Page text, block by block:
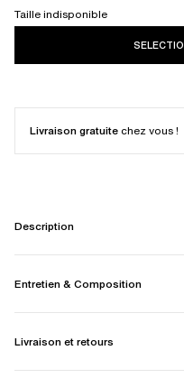
Taille indisponible
Livraison gratuite chez vous !
Description
Entretien & Composition
Livraison et retours